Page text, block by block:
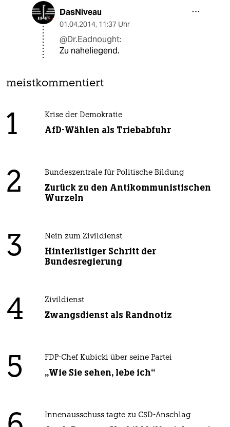
DasNiveau
01.04.2014, 11:37 Uhr
@Dr.Eadnought:
Zu naheliegend.
meistkommentiert
1 Krise der Demokratie
AfD-Wählen als Triebabfuhr
2 Bundeszentrale für Politische Bildung
Zurück zu den Antikommunistischen
Wurzeln
3 Nein zum Zivildienst
Hinterlistiger Schritt der
Bundesregierung
4 Zivildienst
Zwangsdienst als Randnotiz
5 FDP-Chef Kubicki über seine Partei
„Wie Sie sehen, lebe ich“
Innenausschuss tagte zu CSD-Anschlag